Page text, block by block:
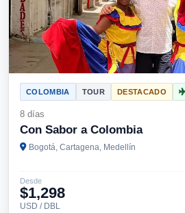
COLOMBIA TOUR DESTACADO
8 días
Con Sabor a Colombia
Bogotá, Cartagena, Medellín
Desde
$1,298
USD / DBL